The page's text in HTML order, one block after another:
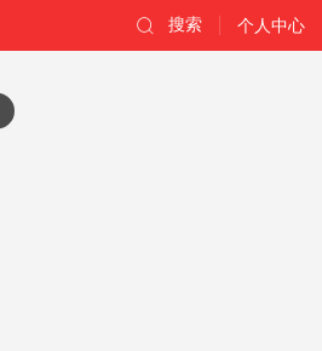
个人中心
搜索